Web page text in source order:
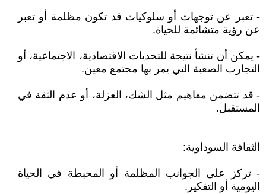
- تعبر عن توجهات أو سلوكيات قد تكون مظلمة أو تعبر
عن رؤية متشائمة للحياة.
- يمكن أن تنشأ نتيجة للتحديات الاقتصادية، الاجتماعية، أو
التجارب الصعبة التي يمر بها مجتمع معين.
- قد تتضمن مفاهيم مثل الشك، العزلة، أو عدم الثقة في
المستقبل.
الثقافة السوداوية:
- تركز على الجوانب المظلمة أو المحبطة في الحياة
اليومية أو التفكير.